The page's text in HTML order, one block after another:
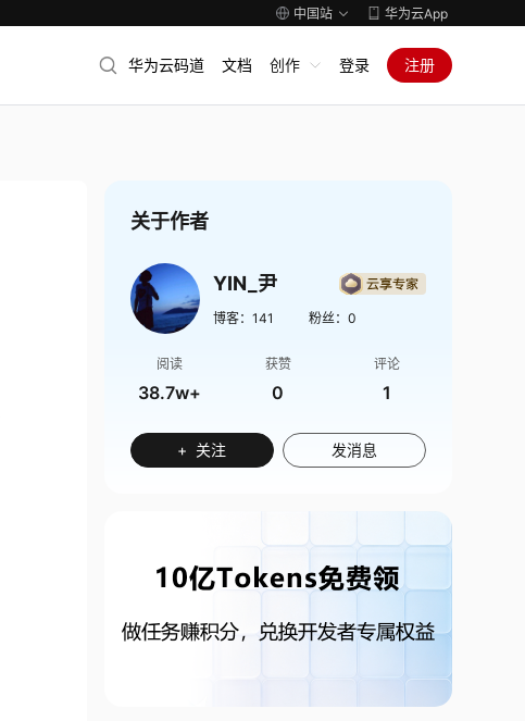
中国站 华为云App
华为云码道 文档 创作 登录 注册
关于作者
YIN_尹
博客： 141 粉丝： 0
阅读
38.7w+
获赞
0
评论
1
+ 关注 发消息